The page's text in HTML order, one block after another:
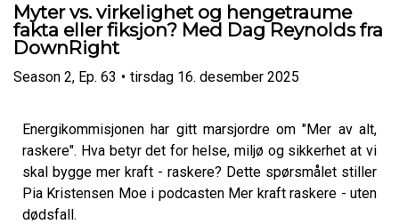
Myter vs. virkelighet og hengetraume
fakta eller fiksjon? Med Dag Reynolds fra
DownRight
Season 2, Ep. 63 • tirsdag 16. desember 2025
Energikommisjonen har gitt marsjordre om "Mer av alt,
raskere". Hva betyr det for helse, miljø og sikkerhet at vi
skal bygge mer kraft - raskere? Dette spørsmålet stiller
Pia Kristensen Moe i podcasten Mer kraft raskere - uten
dødsfall.